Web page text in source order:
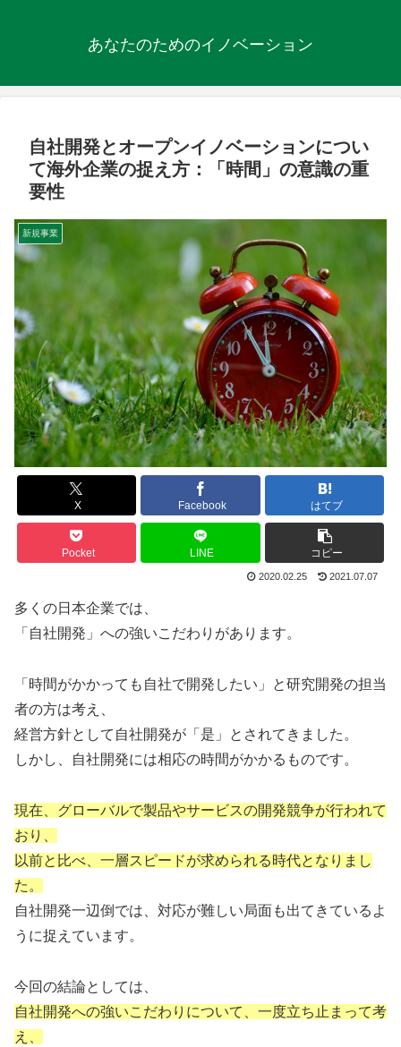
あなたのためのイノベーション
自社開発とオープンイノベーションについ
て海外企業の捉え方：「時間」の意識の重
要性
新規事業
X Facebook はてブ
Pocket LINE コピー
2020.02.25 2021.07.07
多くの日本企業では、
「自社開発」への強いこだわりがあります。
「時間がかかっても自社で開発したい」と研究開発の担当
者の方は考え、
経営方針として自社開発が「是」とされてきました。
しかし、自社開発には相応の時間がかかるものです。
現在、グローバルで製品やサービスの開発競争が行われて
おり、
以前と比べ、一層スピードが求められる時代となりまし
た。
自社開発一辺倒では、対応が難しい局面も出てきているよ
うに捉えています。
今回の結論としては、
自社開発への強いこだわりについて、一度立ち止まって考
え、